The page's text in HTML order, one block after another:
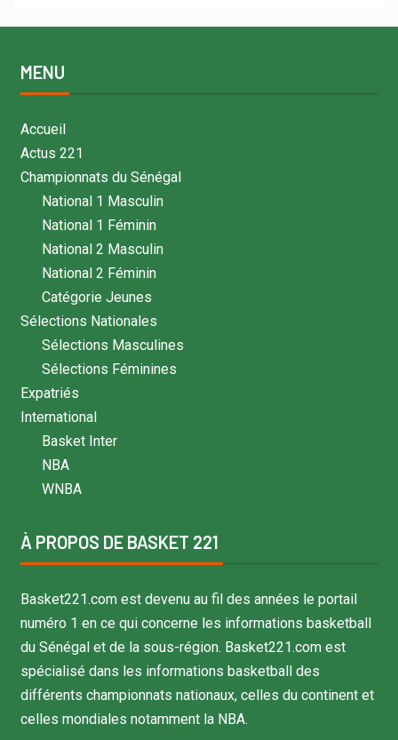
MENU
Accueil
Actus 221
Championnats du Sénégal
National 1 Masculin
National 1 Féminin
National 2 Masculin
National 2 Féminin
Catégorie Jeunes
Sélections Nationales
Sélections Masculines
Sélections Féminines
Expatriés
International
Basket Inter
NBA
WNBA
À PROPOS DE BASKET 221
Basket221.com est devenu au fil des années le portail
numéro 1 en ce qui concerne les informations basketball
du Sénégal et de la sous-région. Basket221.com est
spécialisé dans les informations basketball des
différents championnats nationaux, celles du continent et
celles mondiales notamment la NBA.